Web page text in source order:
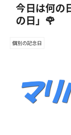
今日は何の
の日」🌹
個別の記念日